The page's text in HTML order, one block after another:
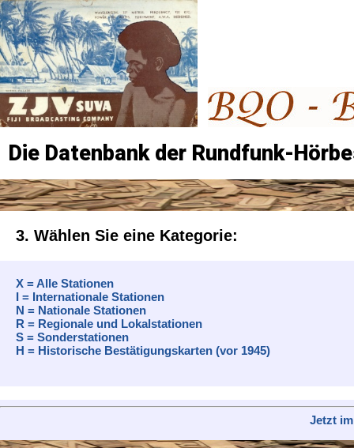
Die Datenbank der Rundfunk-
3. Wählen Sie eine Kategorie:
X = Alle Stationen
I = Internationale Stationen
N = Nationale Stationen
R = Regionale und Lokalstationen
S = Sonderstationen
H = Historische Bestätigungskarten (vor 1945)
Jetzt